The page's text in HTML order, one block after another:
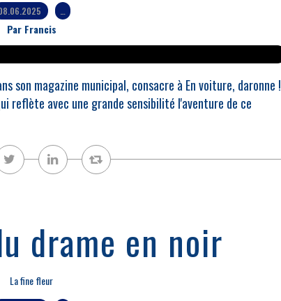
Par Francis
son magazine municipal, consacre à En voiture, daronne !
reflète avec une grande sensibilité l'aventure de ce
drame en noir
La fine fleur